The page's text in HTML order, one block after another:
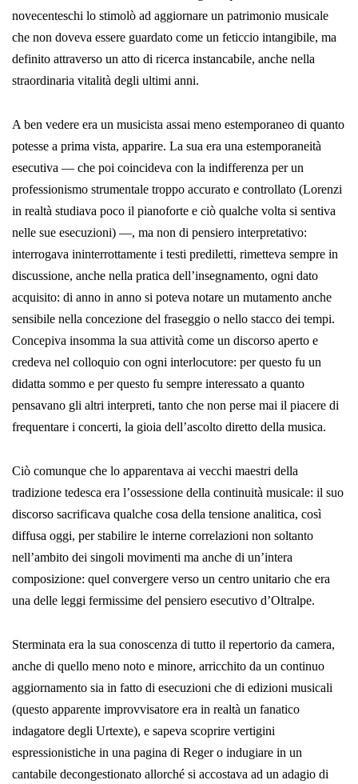
novecenteschi lo stimolò ad aggiornare un patrimonio musicale
che non doveva essere guardato come un fetic­cio intangibile, ma
definito attraverso un atto di ricerca instancabile, anche nella
straordinaria vitalità degli ultimi anni.
A ben vedere era un musicista assai meno estemporaneo di quanto
potesse a prima vista, apparire. La sua era una estemporaneità
esecutiva — che poi coinci­deva con la indifferenza per un
professionismo strumentale troppo accu­rato e controllato (Lorenzi
in realtà studiava poco il pianoforte e ciò qualche volta si sentiva
nelle sue esecuzioni) —, ma non di pensiero interpretativo:
interrogava ininterrottamente i testi prediletti, rimet­teva sempre in
discussione, anche nella pratica dell’insegnamento, ogni dato
acquisito: di anno in anno si poteva notare un mutamento anche
sensibile nella concezione del fraseggio o nello stacco dei tempi.
Con­cepiva insomma la sua attività come un discorso aperto e
credeva nel colloquio con ogni interlocutore: per questo fu un
didatta sommo e per questo fu sempre interessato a quanto
pensavano gli altri inter­preti, tanto che non perse mai il piacere di
frequentare i concerti, la gioia dell’ascolto diretto della musica.
Ciò comunque che lo apparentava ai vecchi maestri della
tradizione tedesca era l’ossessione della continuità musicale: il suo
discorso sacri­ficava qualche cosa della tensione analitica, così
diffusa oggi, per sta­bilire le interne correlazioni non soltanto
nell’ambito dei singoli movi­menti ma anche di un’intera
composizione: quel convergere verso un centro unitario che era
una delle leggi fermissime del pensiero esecutivo d’Oltralpe.
Sterminata era la sua conoscenza di tutto il repertorio da camera,
anche di quello meno noto e minore, arricchito da un continuo
aggiornamento sia in fatto di esecuzioni che di edizioni musicali
(questo apparente improvvisatore era in realtà un fanatico
indagatore degli Urtexte), e sapeva scoprire vertigini
espressionistiche in una pagina di Reger o indugiare in un
cantabile decongestionato allorché si accostava ad un adagio di